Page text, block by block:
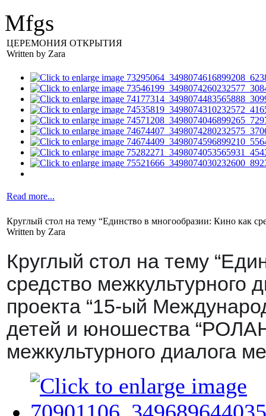
Mfgs
ЦЕРЕМОНИЯ ОТКРЫТИЯ
Written by Zara
Read more...
Круглый стол на тему “Единство в многообразии: Кино как
Written by Zara
Круглый стол на тему
средство межкультурного
проекта “15-ый
детей и юношества
межкультурного диалога